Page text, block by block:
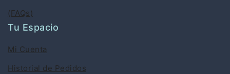
(FAQs)
Tu Espacio
Mi Cuenta
Historial de Pedidos